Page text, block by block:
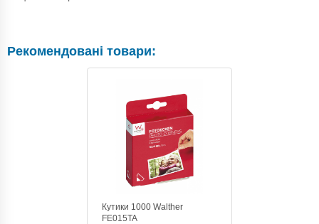
Рекомендовані товари:
Кутики 1000 Walther
FE015TA